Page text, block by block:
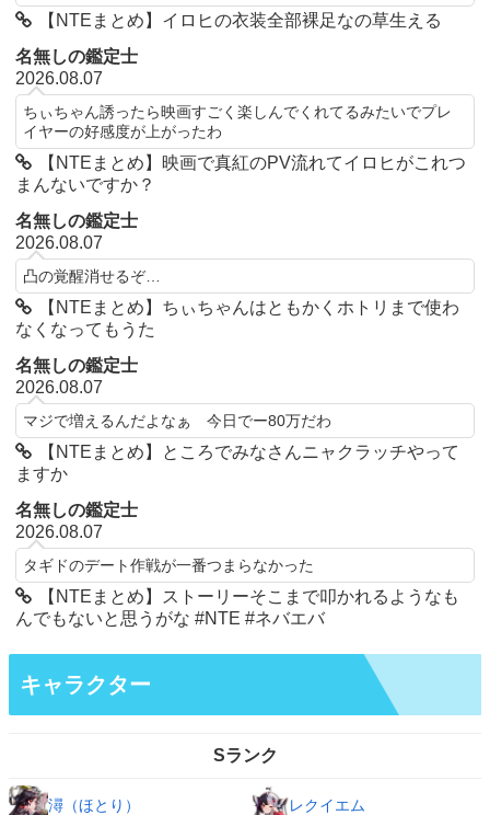
【NTEまとめ】イロヒの衣装全部裸足なの草生える
名無しの鑑定士
2026.08.07
ちぃちゃん誘ったら映画すごく楽しんでくれてるみたいでプレ
イヤーの好感度が上がったわ
【NTEまとめ】映画で真紅のPV流れてイロヒがこれつ
まんないですか？
名無しの鑑定士
2026.08.07
凸の覚醒消せるぞ…
【NTEまとめ】ちぃちゃんはともかくホトリまで使わ
なくなってもうた
名無しの鑑定士
2026.08.07
マジで増えるんだよなぁ 今日でー80万だわ
【NTEまとめ】ところでみなさんニャクラッチやって
ますか
名無しの鑑定士
2026.08.07
タギドのデート作戦が一番つまらなかった
【NTEまとめ】ストーリーそこまで叩かれるようなも
んでもないと思うがな #NTE #ネバエバ
キャラクター
Sランク
潯（ほとり） レクイエム